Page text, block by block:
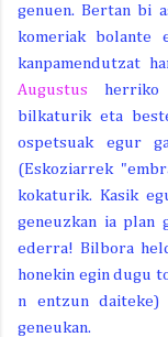
genuen. Bertan bi
komeriak bolante
kanpamendutzat
Augustus herriko
bilkaturik eta
ospetsuak egur
(Eskoziarrek
kokaturik. Kasik
geneuzkan ia plan
ederra! Bilbora
honekin egin dugu
n entzun daiteke)
geneukan.